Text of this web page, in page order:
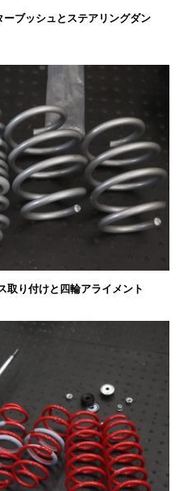
ブッシュとステアリングダン
取り付けと四輪アライメント